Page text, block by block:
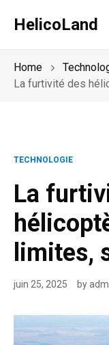
HelicoLand
Home
La furtivité des
TECHNOLOGIE
La
limites,
juin 25, 2025 by